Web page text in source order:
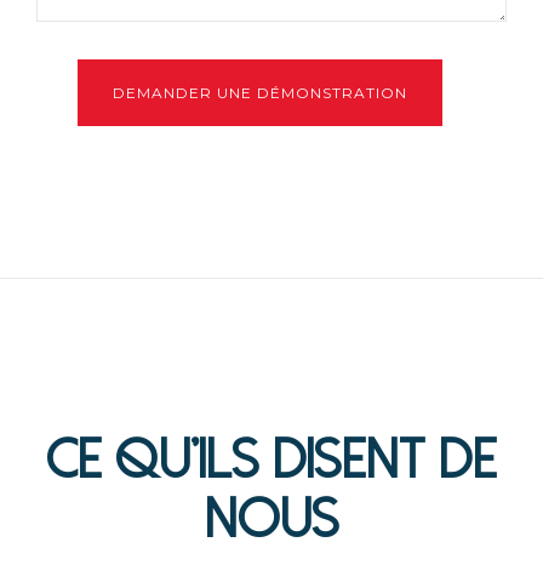
CE QU’ILS DISENT DE
NOUS